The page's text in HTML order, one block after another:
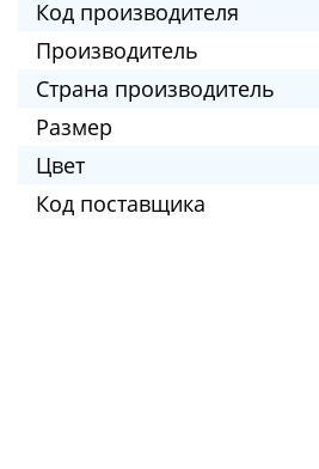
Код производителя
Производитель
Страна производитель
Размер
Цвет
Код поставщика